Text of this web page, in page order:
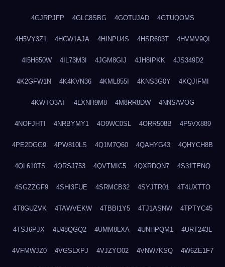
4GJRPJFP 4GLC8SBG 4GOTUJAD 4GTUQOMS
4H5VY3Z1 4HCW1AJA 4HINPU4S 4HSR603T 4HVMV9QI
4I5H850W 4IL73M3I 4JGM8GIJ 4JH8IPKK 4JS349D2
4K2GFW1N 4K4KVN36 4KML855I 4KNS3G0Y 4KQJIFMI
4KWTO3AT 4LXNH9M8 4M8RR8DW 4NNSAVOG
4NOFJHTI 4NRBYMY1 4O9WC0SL 4ORR508B 4P5VX889
4PE2DGG9 4PW810LS 4Q1M7Q60 4QAHYG43 4QHYCH8B
4QL610TS 4QRSJ753 4QVTMIC5 4QXRDQN7 4S31TENQ
4SGZZGF9 4SHI3FUE 4SRMCB32 4SYJTR01 4T4UXTTO
4T8GUZVK 4TAWVEKW 4TBBI1Y5 4TJ1ASNW 4TPTYC45
4TSJ6PJX 4U48QGQ2 4UMM8LXA 4UNHPQM1 4URT243L
4VFMWJZ0 4VGSLXPJ 4VJZYO02 4VNW7KSQ 4W6ZE1F7